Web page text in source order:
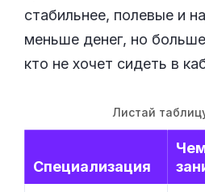
стабильнее, полевые и
меньше денег, но
кто не хочет сидеть в
Листай
Специализация